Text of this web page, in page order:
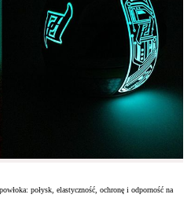
połysk, elastyczność, ochronę i odporność na